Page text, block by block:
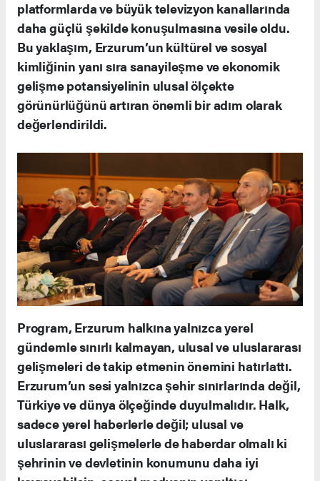
platformlarda ve büyük televizyon kanallarında
daha güçlü şekilde konuşulmasına vesile oldu.
Bu yaklaşım, Erzurum’un kültürel ve sosyal
kimliğinin yanı sıra sanayileşme ve ekonomik
gelişme potansiyelinin ulusal ölçekte
görünürlüğünü artıran önemli bir adım olarak
değerlendirildi.
Program, Erzurum halkına yalnızca yerel
gündemle sınırlı kalmayan, ulusal ve uluslararası
gelişmeleri de takip etmenin önemini hatırlattı.
Erzurum’un sesi yalnızca şehir sınırlarında değil,
Türkiye ve dünya ölçeğinde duyulmalıdır. Halk,
sadece yerel haberlerle değil; ulusal ve
uluslararası gelişmelerle de haberdar olmalı ki
şehrinin ve devletinin konumunu daha iyi